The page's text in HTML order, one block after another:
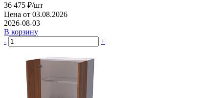
36 475 ₽/шт
Цена от 03.08.2026
2026-08-03
В корзину
-
+